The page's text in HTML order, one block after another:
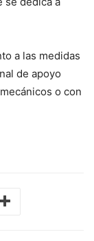
a las medidas
de apoyo
o con